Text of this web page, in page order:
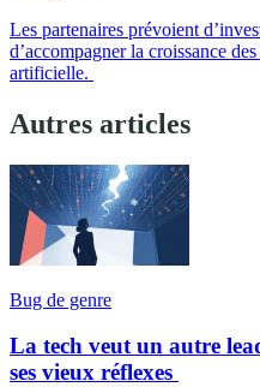
Les partenaires prévoient
d’accompagner la croissance
artificielle.
Autres articles
Bug de genre
La tech veut un autre
ses vieux réflexes